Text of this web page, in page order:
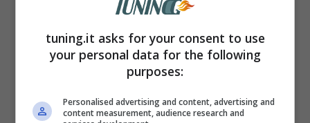
Le modifiche, in confronto alla versione
precedente, saranno significative e nella
parte anteriore si possono ben notare
immediatamente, visto che
con i fari più stretti e con un tipo di grafica
tuning.it asks for your consent to use
your personal data for the following
purposes:
Personalised advertising and content, advertising and
content measurement, audience research and